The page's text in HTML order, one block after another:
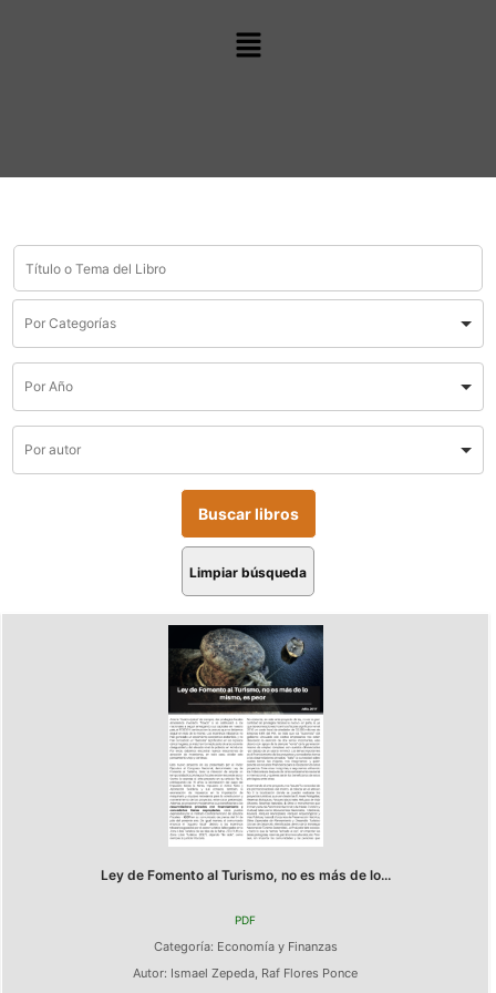
Limpiar búsqueda
Ley de Fomento al Turismo, no es más de lo...
PDF
Categoría: Economía y Finanzas
Autor: Ismael Zepeda, Raf Flores Ponce